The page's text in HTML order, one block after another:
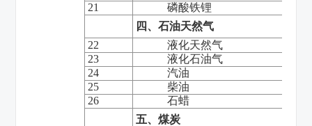
21
磷酸铁锂
四、石油天然气
22
液化天然气
23
液化石油气
24
汽油
25
柴油
26
石蜡
五、煤炭